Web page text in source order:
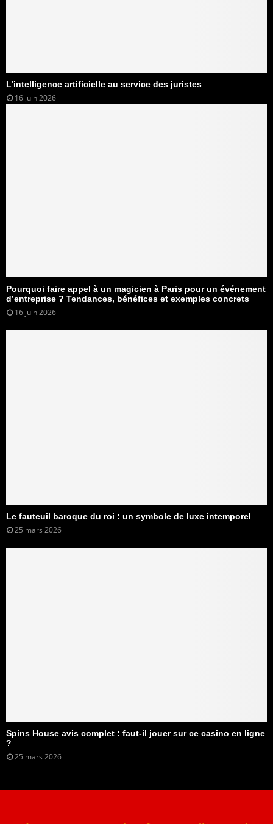
L’intelligence artificielle au service des juristes
16 juin 2026
Pourquoi faire appel à un magicien à Paris pour un événement
d’entreprise ? Tendances, bénéfices et exemples concrets
16 juin 2026
Le fauteuil baroque du roi : un symbole de luxe intemporel
25 mars 2026
Spins House avis complet : faut-il jouer sur ce casino en ligne
?
25 mars 2026